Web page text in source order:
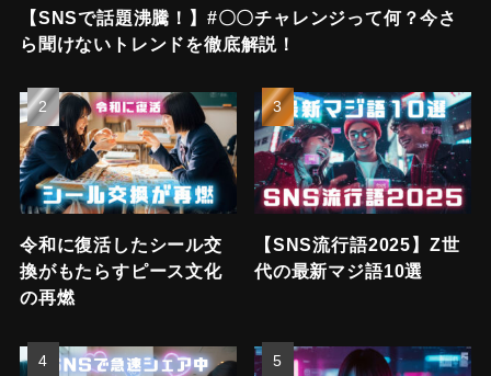
【SNSで話題沸騰！】#〇〇チャレンジって何？今さ
ら聞けないトレンドを徹底解説！
令和に復活したシール交
換がもたらすピース文化
の再燃
【SNS流行語2025】Z世
代の最新マジ語10選